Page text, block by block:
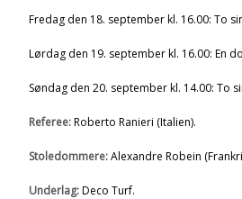
Fredag den 18. september kl. 16.00: To
Lørdag den 19. september kl. 16.00: En
Søndag den 20. september kl. 14.00: To
Referee:Roberto Ranieri (Italien).
Stoledommere:Alexandre Robein
Underlag:Deco Turf.